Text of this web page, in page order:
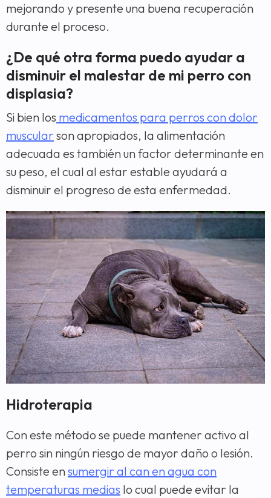
mejorando y presente una buena recuperación
durante el proceso.
¿De qué otra forma puedo ayudar a
disminuir el malestar de mi perro con
displasia?
Si bien los medicamentos para perros con dolor
muscular son apropiados, la alimentación
adecuada es también un factor determinante en
su peso, el cual al estar estable ayudará a
disminuir el progreso de esta enfermedad.
Hidroterapia
Con este método se puede mantener activo al
perro sin ningún riesgo de mayor daño o lesión.
Consiste ensumergir al can en agua con
temperaturas medias lo cual puede evitar la